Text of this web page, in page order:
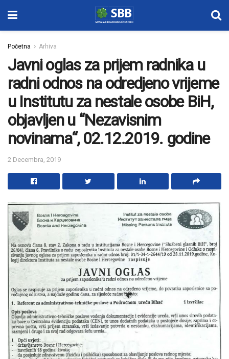
Početna Arhiva
Javni oglas za prijem radnika u
radni odnos na odredjeno vrijeme
u Institutu za nestale osobe BiH,
objavljen u “Nezavisnim
novinama“, 02.12.2019. godine
2 Decembra, 2019